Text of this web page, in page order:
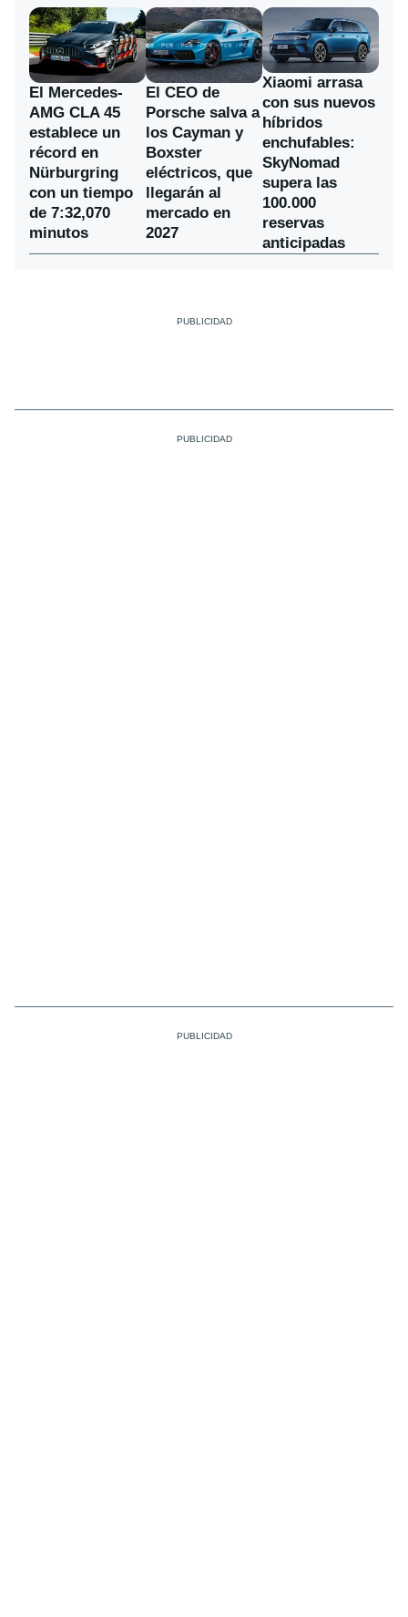
El Mercedes-
AMG CLA 45
establece un
récord en
Nürburgring
con un tiempo
de 7:32,070
minutos
El CEO de
Porsche salva a
los Cayman y
Boxster
eléctricos, que
llegarán al
mercado en
2027
Xiaomi arrasa
con sus nuevos
híbridos
enchufables:
SkyNomad
supera las
100.000
reservas
anticipadas